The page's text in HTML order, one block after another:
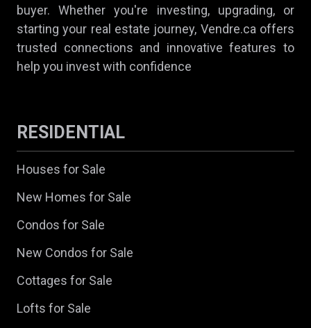
buyer. Whether you're investing, upgrading, or
starting your real estate journey, Vendre.ca offers
trusted connections and innovative features to
help you invest with confidence
RESIDENTIAL
Houses for Sale
New Homes for Sale
Condos for Sale
New Condos for Sale
Cottages for Sale
Lofts for Sale